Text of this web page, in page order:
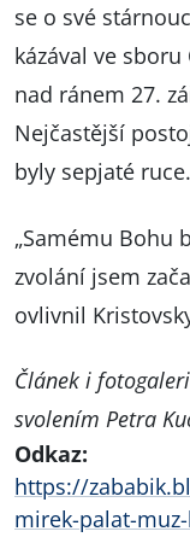
se o své
kázával ve
nad ránem 27.
Nejčastější
byly sepjaté ruce.
„Samému Bohu
zvolání jsem
ovlivnil
Článek i
svolením Petra
Odkaz:
https://
mirek-palat-